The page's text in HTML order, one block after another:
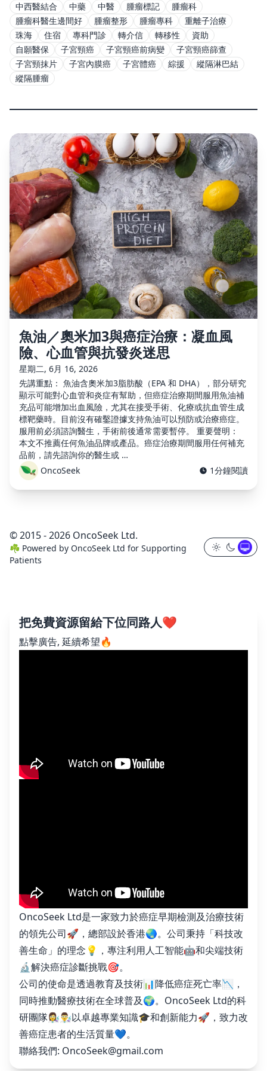
中西醫結合
中藥 中醫 腫瘤標記
腫瘤科
腫瘤科醫生邊間好
腫瘤整形 腫瘤專科
重離子治療
珠海
住宿 專科門診 轉介信 轉移性
資助
自願醫保
子宮頸癌 子宮頸癌前病變
子宮頸癌篩查
子宮頸抹片
子宮內膜癌 子宮體癌 綜援
縱隔淋巴結
縱隔腫瘤
魚油／奧米加3與癌症治療：凝血風
險、心血管與抗發炎迷思
星期二, 6月 16, 2026
先講重點： 魚油含奧米加3脂肪酸（EPA 和 DHA），部分研究
顯示可能對心血管和炎症有幫助，但癌症治療期間服用魚油補
充品可能增加出血風險，尤其在接受手術、化療或抗血管生成
標靶藥時。目前沒有確鑿證據支持魚油可以預防或治療癌症。
服用前必須諮詢醫生，手術前後通常需要暫停。 重要聲明：
本文不推薦任何魚油品牌或產品。癌症治療期間服用任何補充
品前，請先諮詢你的醫生或 …
OncoSeek
1分鐘閱讀
© 2015 - 2026 OncoSeek Ltd.
☘️ Powered by OncoSeek Ltd for Supporting
Patients
把免費資源留給下位同路人❤️
點擊廣告, 延續希望🔥
OncoSeek Ltd是一家致力於癌症早期檢測及治療技術
的領先公司🚀，總部設於香港🌏。公司秉持「科技改
善生命」的理念💡，專注利用人工智能🤖和尖端技術
🔬解決癌症診斷挑戰🎯。
公司的使命是透過教育及技術📊降低癌症死亡率📉，
同時推動醫療技術在全球普及🌍。OncoSeek Ltd的科
研團隊👩‍🔬👨‍🔬以卓越專業知識🎓和創新能力🚀，致力改
善癌症患者的生活質量💙。
聯絡我們: OncoSeek@gmail.com